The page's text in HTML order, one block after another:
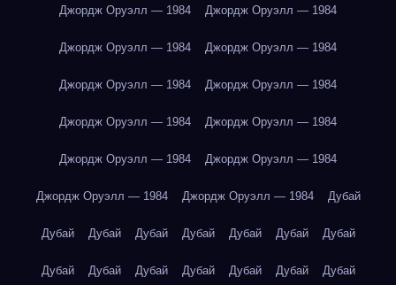
Джордж Оруэлл — 1984 Джордж Оруэлл — 1984
Джордж Оруэлл — 1984 Джордж Оруэлл — 1984
Джордж Оруэлл — 1984 Джордж Оруэлл — 1984
Джордж Оруэлл — 1984 Джордж Оруэлл — 1984
Джордж Оруэлл — 1984 Джордж Оруэлл — 1984
Джордж Оруэлл — 1984 Джордж Оруэлл — 1984 Дубай
Дубай Дубай Дубай Дубай Дубай Дубай Дубай
Дубай Дубай Дубай Дубай Дубай Дубай Дубай